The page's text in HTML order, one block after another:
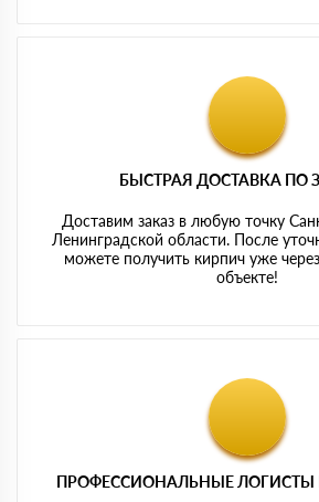
БЫСТРАЯ ДОСТАВКА ПО
Доставим заказ в любую точку
Ленинградской области. После
можете получить кирпич уже
объекте!
ПРОФЕССИОНАЛЬНЫЕ